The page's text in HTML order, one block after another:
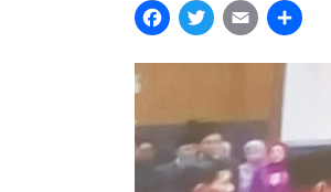
Facebook
Twitter
Email